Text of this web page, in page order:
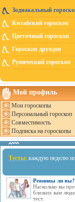
Зодиакальный
Китайский гороскоп
Цветочный гороскоп
Гороскоп друидов
Рунический гороскоп
Мой профиль
Мои гороскопы
Персональный гороскоп
Совместимость
Подписка на гороскопы
Тесты: каждую неделю
Ревнивы ли вы?
Насколько вы
близких вам
тест.